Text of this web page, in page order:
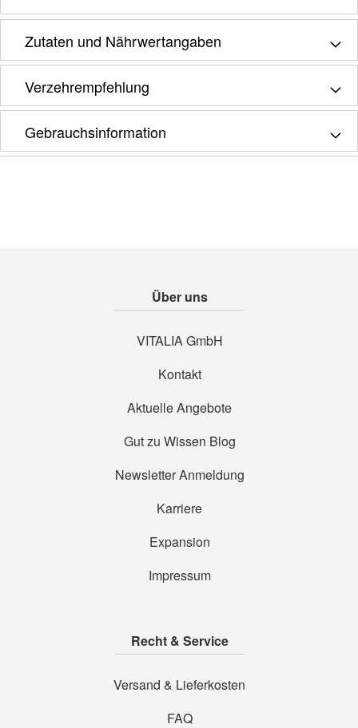
Zutaten und Nährwertangaben
Verzehrempfehlung
Gebrauchsinformation
Über uns
VITALIA GmbH
Kontakt
Aktuelle Angebote
Gut zu Wissen Blog
Newsletter Anmeldung
Karriere
Expansion
Impressum
Recht & Service
Versand & Lieferkosten
FAQ